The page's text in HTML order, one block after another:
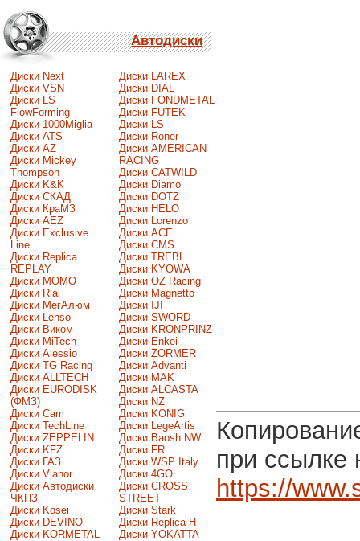
Автодиски
Диски Next
Диски VSN
Диски LS
FlowForming
Диски 1000Miglia
Диски ATS
Диски AZ
Диски Mickey
Thompson
Диски K&K
Диски СКАД
Диски КраМЗ
Диски AEZ
Диски Exclusive
Line
Диски Replica
REPLAY
Диски MOMO
Диски Rial
Диски МегАлюм
Диски Lenso
Диски Виком
Диски MiTech
Диски Alessio
Диски TG Racing
Диски ALLTECH
Диски EURODISK
(ФМЗ)
Диски Cam
Диски TechLine
Диски ZEPPELIN
Диски KFZ
Диски ГАЗ
Диски Vianor
Диски Автодиски
ЧКПЗ
Диски Kosei
Диски DEVINO
Диски KORMETAL
Диски LAREX
Диски DIAL
Диски FONDMETAL
Диски FUTEK
Диски LS
Диски Roner
Диски AMERICAN
RACING
Диски CATWILD
Диски Diamo
Диски DOTZ
Диски HELO
Диски Lorenzo
Диски ACE
Диски CMS
Диски TREBL
Диски KYOWA
Диски OZ Racing
Диски Magnetto
Диски IJI
Диски SWORD
Диски KRONPRINZ
Диски Enkei
Диски ZORMER
Диски Advanti
Диски MAK
Диски ALCASTA
Диски NZ
Диски KONIG
Диски LegeArtis
Диски Baosh NW
Диски FR
Диски WSP Italy
Диски 4GO
Диски CROSS
STREET
Диски Stark
Диски Replica H
Диски YOKATTA
при ссылке
https://